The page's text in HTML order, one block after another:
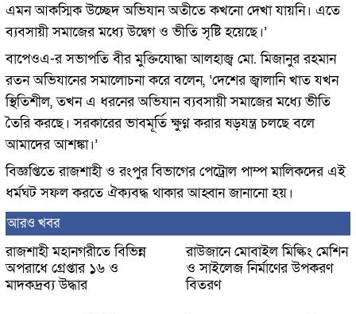
এমন আকস্মিক উচ্ছেদ অভিযান অতীতে কখনো দেখা যায়নি। এতে
ব্যবসায়ী সমাজের মধ্যে উদ্বেগ ও ভীতি সৃষ্টি হয়েছে।’
বাপেওএ-র সভাপতি বীর মুক্তিযোদ্ধা আলহাজ্ব মো. মিজানুর রহমান
রতন অভিযানের সমালোচনা করে বলেন, ‘দেশের জ্বালানি খাত যখন
স্থিতিশীল, তখন এ ধরনের অভিযান ব্যবসায়ী সমাজের মধ্যে ভীতি
তৈরি করছে। সরকারের ভাবমূর্তি ক্ষুণ্ন করার ষড়যন্ত্র চলছে বলে
আমাদের আশঙ্কা।’
বিজ্ঞপ্তিতে রাজশাহী ও রংপুর বিভাগের পেট্রোল পাম্প মালিকদের এই
ধর্মঘট সফল করতে ঐক্যবদ্ধ থাকার আহ্বান জানানো হয়।
আরও খবর
রাজশাহী মহানগরীতে বিভিন্ন
অপরাধে গ্রেপ্তার ১৬ ও
মাদকদ্রব্য উদ্ধার
রাউজানে মোবাইল মিল্কিং মেশিন
ও সাইলেজ নির্মাণের উপকরণ
বিতরণ